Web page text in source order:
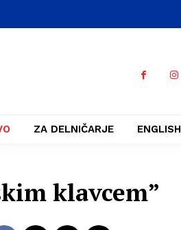
ZA DELNIČARJE ENGLISH
klavcem”